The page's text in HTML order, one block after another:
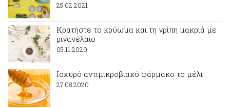
25.02.2021
Κρατήστε το κρύωμα και τη γρίπη μακριά με
ριγανέλαιο
05.11.2020
Ισχυρό αντιμικροβιακό φάρμακο το μέλι
27.08.2020